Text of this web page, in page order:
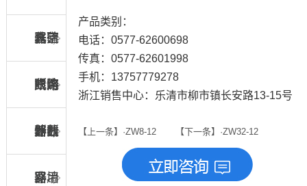
化硫
断路
器
真空
断路
器
器、
限流
熔断
器
跌落
式熔
断器
户内
外线
路用
计数
器、
穿墙
产品类别：
电话：0577-62600698
传真：0577-62601998
手机：13757779278
浙江销售中心：乐清市柳市镇长安路13-15号
【上一条】·ZW8-12 【下一条】·ZW32-12